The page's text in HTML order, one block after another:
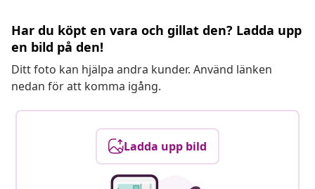
Har du köpt en vara och gillat den? Ladda upp
en bild på den!
Ditt foto kan hjälpa andra kunder. Använd länken
nedan för att komma igång.
Ladda upp bild